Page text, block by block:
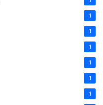
1
1
1
1
1
1